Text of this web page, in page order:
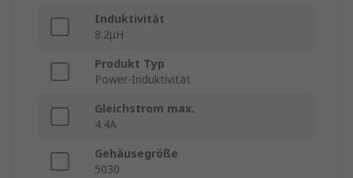
Induktivität
8.2μH
Produkt Typ
Power-Induktivität
Gleichstrom max.
4.4A
Gehäusegröße
5030